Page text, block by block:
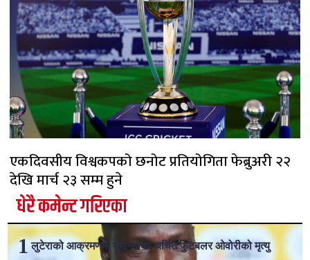
एकदिवसीय विश्वकपको छनोट प्रतियोगिता फेब्रुअरी २२
देखि मार्च २३ सम्म हुने
धेरै कमेन्ट गरिएका
लुटेराको आक्रमणमा युगान्डाका चर्चित फुटबलर ओवोरीको मृत्यु